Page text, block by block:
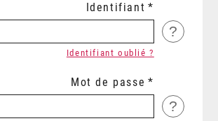
Identifiant
?
Identifiant oublié ?
Mot de passe
?